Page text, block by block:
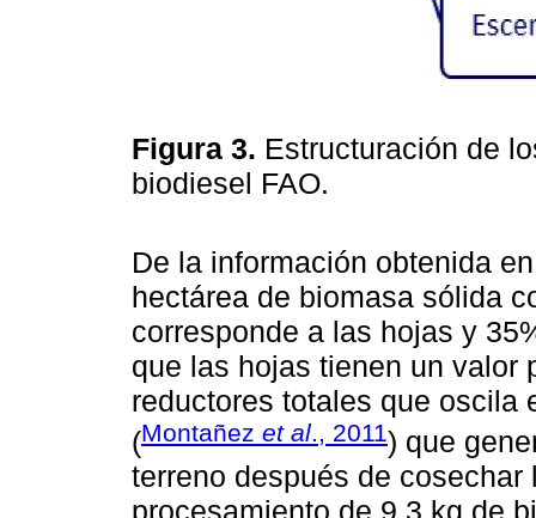
Figura 3. Estructuración de
biodiesel FAO.
De la información obtenida
hectárea de biomasa sólida
corresponde a las hojas y
que las hojas tienen un valor
reductores totales que oscila
(Montañez et al., 2011) que
terreno después de
procesamiento de 9.3 kg de